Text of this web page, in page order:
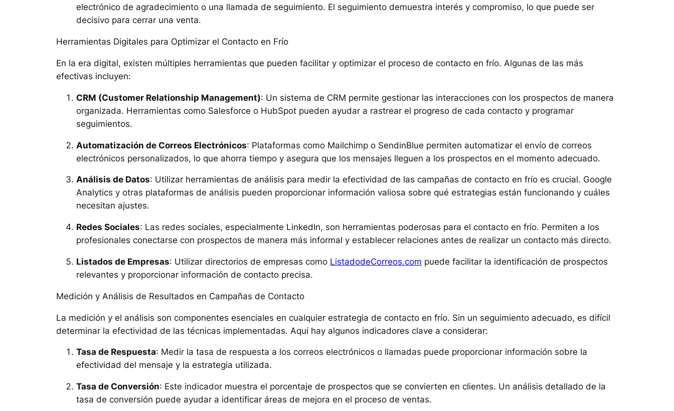
electrónico de agradecimiento o una llamada de seguimiento. El seguimiento demuestra interés y compromiso, lo que puede ser
decisivo para cerrar una venta.
Herramientas Digitales para Optimizar el Contacto en Frío
En la era digital, existen múltiples herramientas que pueden facilitar y optimizar el proceso de contacto en frío. Algunas de las más
efectivas incluyen:
CRM (Customer Relationship Management): Un sistema de CRM permite gestionar las interacciones con los prospectos de manera
organizada. Herramientas como Salesforce o HubSpot pueden ayudar a rastrear el progreso de cada contacto y programar
seguimientos.
Automatización de Correos Electrónicos: Plataformas como Mailchimp o SendinBlue permiten automatizar el envío de correos
electrónicos personalizados, lo que ahorra tiempo y asegura que los mensajes lleguen a los prospectos en el momento adecuado.
Análisis de Datos: Utilizar herramientas de análisis para medir la efectividad de las campañas de contacto en frío es crucial. Google
Analytics y otras plataformas de análisis pueden proporcionar información valiosa sobre qué estrategias están funcionando y cuáles
necesitan ajustes.
Redes Sociales: Las redes sociales, especialmente LinkedIn, son herramientas poderosas para el contacto en frío. Permiten a los
profesionales conectarse con prospectos de manera más informal y establecer relaciones antes de realizar un contacto más directo.
Listados de Empresas: Utilizar directorios de empresas como ListadodeCorreos.com puede facilitar la identificación de prospectos
relevantes y proporcionar información de contacto precisa.
Medición y Análisis de Resultados en Campañas de Contacto
La medición y el análisis son componentes esenciales en cualquier estrategia de contacto en frío. Sin un seguimiento adecuado, es difícil
determinar la efectividad de las técnicas implementadas. Aquí hay algunos indicadores clave a considerar:
Tasa de Respuesta: Medir la tasa de respuesta a los correos electrónicos o llamadas puede proporcionar información sobre la
efectividad del mensaje y la estrategia utilizada.
Tasa de Conversión: Este indicador muestra el porcentaje de prospectos que se convierten en clientes. Un análisis detallado de la
tasa de conversión puede ayudar a identificar áreas de mejora en el proceso de ventas.